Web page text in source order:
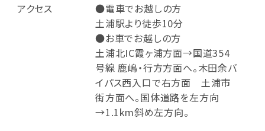
アクセス
●電車でお越しの方
土浦駅より徒歩10分
●お車でお越しの方
土浦北IC霞ヶ浦方面→国道354
号線 鹿嶋・行方方面へ。木田余バ
イパス西入口で右方面 土浦市
街方面へ。国体道路を左方向
→1.1km斜め左方向。